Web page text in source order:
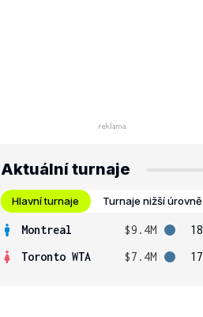
Aktuální turnaje
Hlavní turnaje Turnaje nižší úrovně
Montreal $9.4M
18
Toronto WTA
$7.4M 17